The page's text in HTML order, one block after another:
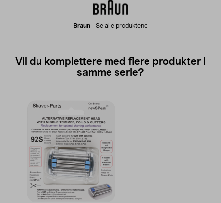
Braun - Se alle produktene
Vil du komplettere med flere produkter i
samme serie?